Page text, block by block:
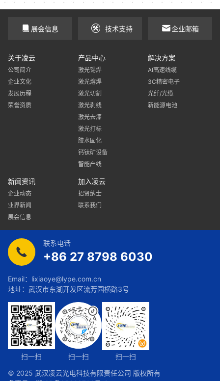
展会信息 技术支持 企业邮箱
关于凌云
公司简介
企业文化
发展历程
荣誉资质
产品中心
激光锡焊
激光熔焊
激光切割
激光剥线
激光去漆
激光打标
胶水固化
钙钛矿设备
智能产线
解决方案
AI高速线缆
3C精密电子
光纤/光缆
新能源电池
新闻资讯
企业动态
业界新闻
展会信息
加入凌云
招贤纳士
联系我们
联系电话
+86 27 8798 6030
Email： lixiaoye@lype.com.cn
地址：武汉市东湖开发区流芳园横路3号
扫一扫 扫一扫
扫一扫
© 2025 武汉凌云光电科技有限责任公司 版权所有